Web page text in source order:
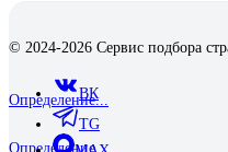
Определение...
Определение...
© 2024-2026 Сервис подбора
ВК
TG